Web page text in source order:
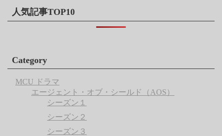
人気記事TOP10
Category
MCU ドラマ
エージェント・オブ・シールド（AOS）
シーズン１
シーズン２
シーズン３